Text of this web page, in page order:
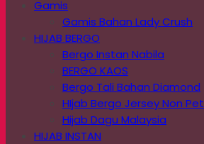
Gamis
Gamis Bahan Lady Crush
HIJAB BERGO
Bergo Instan Nabila
BERGO KAOS
Bergo Tali Bahan Diamond
HIjab Bergo Jersey Non Pet
Hijab Dagu Malaysia
HIJAB INSTAN